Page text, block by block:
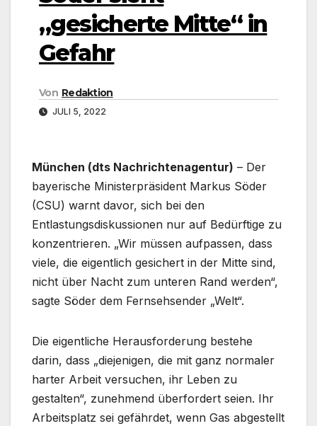
„gesicherte Mitte“ in
Gefahr
Von Redaktion
JULI 5, 2022
München (dts Nachrichtenagentur) – Der
bayerische Ministerpräsident Markus Söder
(CSU) warnt davor, sich bei den
Entlastungsdiskussionen nur auf Bedürftige zu
konzentrieren. „Wir müssen aufpassen, dass
viele, die eigentlich gesichert in der Mitte sind,
nicht über Nacht zum unteren Rand werden“,
sagte Söder dem Fernsehsender „Welt“.
Die eigentliche Herausforderung bestehe
darin, dass „diejenigen, die mit ganz normaler
harter Arbeit versuchen, ihr Leben zu
gestalten“, zunehmend überfordert seien. Ihr
Arbeitsplatz sei gefährdet, wenn Gas abgestellt